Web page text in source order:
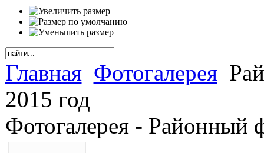
Главная Фотогалерея
2015 год
Фотогалерея - Районный